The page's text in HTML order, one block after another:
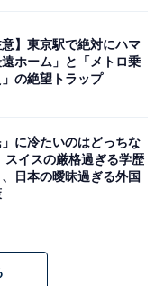
船山楽園ホテル」公式
以上の歴史を持つ
します。チームラ
、サウナシュラン
唯一無二の滞在を
意】東京駅で絶対にハマ
ホーム」と「メトロ乗
」の絶望トラップ
」に冷たいのはどっちな
スイスの厳格過ぎる学歴
日本の曖昧過ぎる外国